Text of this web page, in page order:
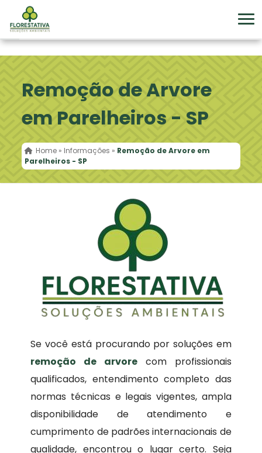
Remoção de Arvore
em Parelheiros - SP
Home » Informações » Remoção de Arvore em
Parelheiros - SP
Se você está procurando por soluções em
remoção de arvore com profissionais
qualificados, entendimento completo das
normas técnicas e legais vigentes, ampla
disponibilidade de atendimento e
cumprimento de padrões internacionais de
qualidade, encontrou o lugar certo. Seja